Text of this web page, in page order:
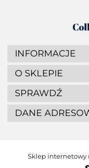
INFORMACJE
O SKLEPIE
SPRAWDŹ
DANE
Sklep internetowy